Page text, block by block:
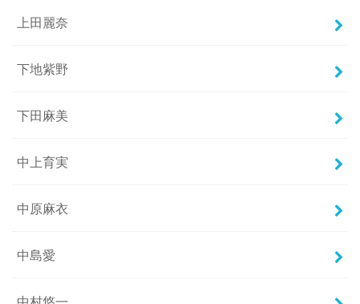
上田麗奈
下地紫野
下田麻美
中上育実
中原麻衣
中島愛